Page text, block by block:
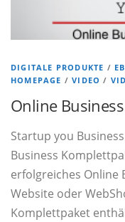
DIGITALE PRODUKTE /
HOMEPAGE /VIDEO /
Online
Startup you
Business
erfolgreiches Online
Website oder
Komplettpaket